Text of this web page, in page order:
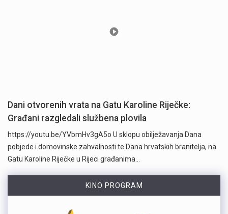
Dani otvorenih vrata na Gatu Karoline Riječke:
Građani razgledali službena plovila
https://youtu.be/YVbmHv3gA5o U sklopu obilježavanja Dana
pobjede i domovinske zahvalnosti te Dana hrvatskih branitelja, na
Gatu Karoline Riječke u Rijeci građanima…
KINO PROGRAM